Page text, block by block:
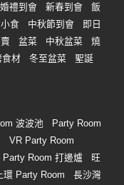
婚禮到會 新春到會
飯
食 中秋節到會
即日
盆菜 中秋盆菜
燒
食材 冬至盆菜
聖誕
波波池
Party Room
VR Party Room
Party Room 打邊爐
旺
環 Party Room
長沙灣